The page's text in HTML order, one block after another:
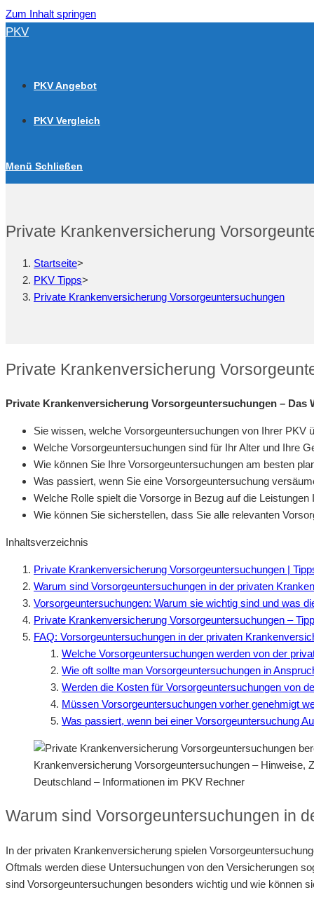
Zum Inhalt springen
PKV
PKV Angebot
PKV Vergleich
Menü Schließen
Private Krankenversicherung
Startseite>
PKV Tipps>
Private Krankenversicherung Vorsorgeuntersuchungen
Private Krankenversicherung
Private Krankenversicherung Vorsorgeuntersuchungen – Das
Sie wissen, welche Vorsorgeuntersuchungen von Ihrer PKV
Welche Vorsorgeuntersuchungen sind für Ihr Alter und Ihre
Wie können Sie Ihre Vorsorgeuntersuchungen am besten
Was passiert, wenn Sie eine Vorsorgeuntersuchung
Welche Rolle spielt die Vorsorge in Bezug auf die Leistungen
Wie können Sie sicherstellen, dass Sie alle relevanten
Inhaltsverzeichnis
Private Krankenversicherung Vorsorgeuntersuchungen |
Warum sind Vorsorgeuntersuchungen in der privaten
Vorsorgeuntersuchungen: Warum sie wichtig sind und was
Private Krankenversicherung Vorsorgeuntersuchungen –
FAQ: Vorsorgeuntersuchungen in der privaten
Welche Vorsorgeuntersuchungen werden von der
Wie oft sollte man Vorsorgeuntersuchungen in
Werden die Kosten für Vorsorgeuntersuchungen von
Müssen Vorsorgeuntersuchungen vorher genehmigt
Was passiert, wenn bei einer Vorsorgeuntersuchung
Krankenversicherung Vorsorgeuntersuchungen – Hinweise,
Deutschland – Informationen im PKV Rechner
Warum sind Vorsorgeuntersuchungen in
In der privaten Krankenversicherung spielen
Oftmals werden diese Untersuchungen von den Versicherungen
sind Vorsorgeuntersuchungen besonders wichtig und wie können